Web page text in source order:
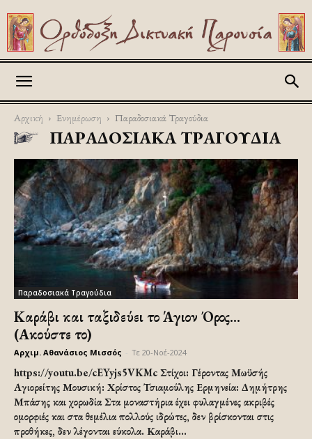
Αρχική Ενημέρωση Παραδοσιακά Τραγούδια
ΠΑΡΑΔΟΣΙΑΚΆ ΤΡΑΓΟΎΔΙΑ
Παραδοσιακά Τραγούδια
Καράβι και ταξιδεύει το Άγιον Όρος…
(Ακούστε το)
Αρχιμ. Αθανάσιος Μισσός Τε 20-Νοέ-2024
https://youtu.be/cEYyjs5VKMc Στίχοι: Γέροντας Μωϋσής
Αγιορείτης Μουσική: Χρίστος Τσιαμούλης Ερμηνεία: Δημήτρης
Μπάσης και χορωδία Στα μοναστήρια έχει φυλαγμένες ακριβές
ομορφιές και στα θεμέλια πολλούς ιδρώτες, δεν βρίσκονται στις
προθήκες, δεν λέγονται εύκολα. Καράβι...